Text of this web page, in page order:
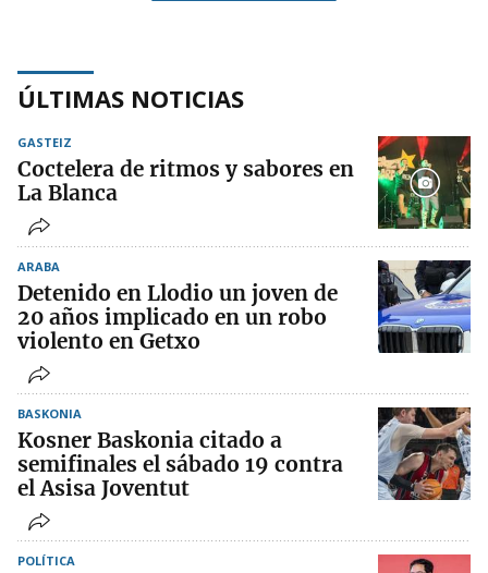
ÚLTIMAS NOTICIAS
GASTEIZ
Coctelera de ritmos y sabores en
La Blanca
ARABA
Detenido en Llodio un joven de
20 años implicado en un robo
violento en Getxo
BASKONIA
Kosner Baskonia citado a
semifinales el sábado 19 contra
el Asisa Joventut
POLÍTICA